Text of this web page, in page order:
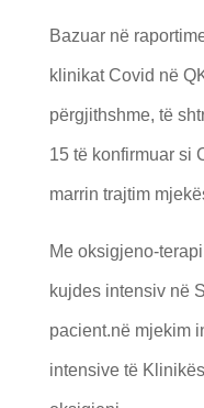
Bazuar në
klinikat Covid në
përgjithshme, të
15 të konfirmuar si
marrin trajtim
Me oksigjeno-
kujdes intensiv në
pacient.në mjekim
intensive të